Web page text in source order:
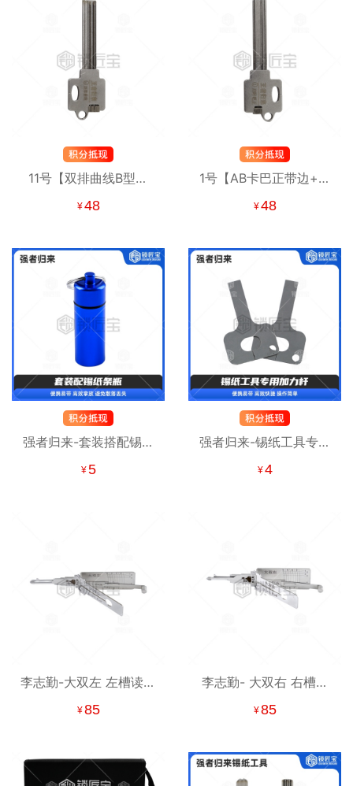
11号【双排曲线B型常
锡纸快开工具
¥48
1号【AB卡巴正带边+不
具 锡纸快开工具
¥48
强者归来-套装搭配锡纸
¥5
强者归来-锡纸工具专用
¥4
李志勤-大双左 左槽读齿
一
¥85
李志勤- 大双右 右槽读
合一
¥85